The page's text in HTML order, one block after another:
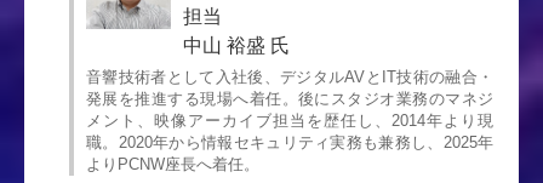
担当
中山 裕盛 氏
音響技術者として入社後、デジタルAVとIT技術の融合・
発展を推進する現場へ着任。後にスタジオ業務のマネジ
メント、映像アーカイブ担当を歴任し、2014年より現
職。2020年から情報セキュリティ実務も兼務し、2025年
よりPCNW座長へ着任。